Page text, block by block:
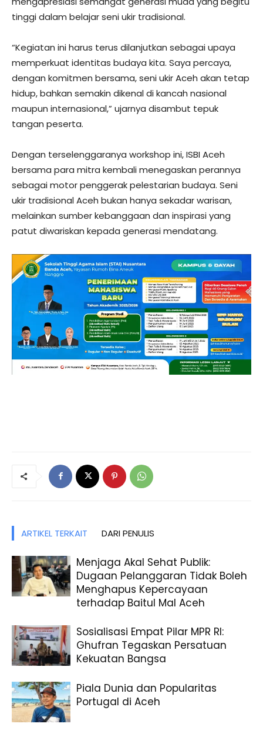
tinggi dalam belajar seni ukir tradisional.
“Kegiatan ini harus terus dilanjutkan sebagai upaya
memperkuat identitas budaya kita. Saya percaya,
dengan komitmen bersama, seni ukir Aceh akan tetap
hidup, bahkan semakin dikenal di kancah nasional
maupun internasional,” ujarnya disambut tepuk
tangan peserta.
Dengan terselenggaranya workshop ini, ISBI Aceh
bersama para mitra kembali menegaskan perannya
sebagai motor penggerak pelestarian budaya. Seni
ukir tradisional Aceh bukan hanya sekadar warisan,
melainkan sumber kebanggaan dan inspirasi yang
patut diwariskan kepada generasi mendatang.
ARTIKEL TERKAIT DARI PENULIS
Menjaga Akal Sehat Publik:
Dugaan Pelanggaran Tidak Boleh
Menghapus Kepercayaan
terhadap Baitul Mal Aceh
Sosialisasi Empat Pilar MPR RI:
Ghufran Tegaskan Persatuan
Kekuatan Bangsa
Piala Dunia dan Popularitas
Portugal di Aceh